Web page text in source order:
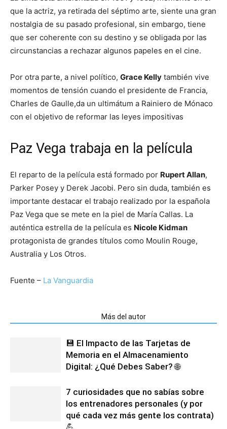
que la actriz, ya retirada del séptimo arte, siente una gran
nostalgia de su pasado profesional, sin embargo, tiene
que ser coherente con su destino y se obligada por las
circunstancias a rechazar algunos papeles en el cine.
Por otra parte, a nivel político, Grace Kelly también vive
momentos de tensión cuando el presidente de Francia,
Charles de Gaulle,da un ultimátum a Rainiero de Mónaco
con el objetivo de reformar las leyes impositivas
Paz Vega trabaja en la película
El reparto de la película está formado por Rupert Allan,
Parker Posey y Derek Jacobi. Pero sin duda, también es
importante destacar el trabajo realizado por la española
Paz Vega que se mete en la piel de María Callas. La
auténtica estrella de la película es Nicole Kidman
protagonista de grandes títulos como Moulin Rouge,
Australia y Los Otros.
Fuente – La Vanguardia
Más del autor
💾 El Impacto de las Tarjetas de
Memoria en el Almacenamiento
Digital: ¿Qué Debes Saber? 🌐
7 curiosidades que no sabías sobre
los entrenadores personales (y por
qué cada vez más gente los contrata)
💪